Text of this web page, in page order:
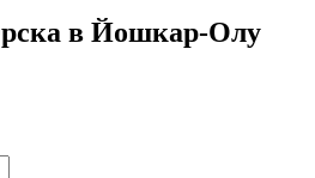
в Йошкар-Олу